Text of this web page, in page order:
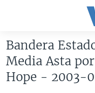
accesibilidad
al
contenido
AMÉRICA DEL NORTE
ELECCIONES EEUU 2024
Bandera
Media Asta
Hope - 2003-